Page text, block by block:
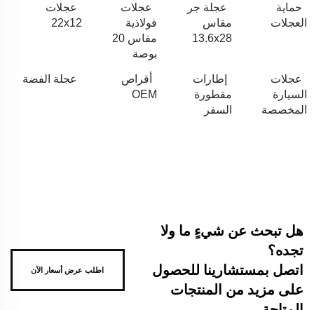
حماية
العجلات
عجلة جر
مقاس
13.6x28
عجلات
فولاذية
مقاس 20
بوصة
عجلات
22x12
عجلات
السيارة
المخصصة
إطارات
مقطورة
السفر
أقراص
OEM
عجلة الفضة
هل تبحث عن شيءٍ ما ولا
تجده؟
اتصل بمستشارينا للحصول
على مزيد من المنتجات
اطلب عرض أسعار الآن